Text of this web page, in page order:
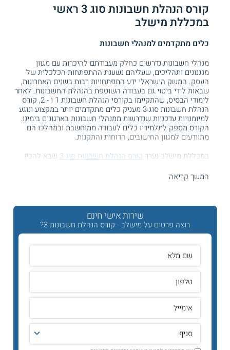
קורס הנהלת חשבונות סוג 3 ראשי
במכללת מישלב
כלים מתקדמים למנהלי חשבונות
מנהלי חשבונות נדרשים כחלק מעבודתם להיכרות עם מגוון
מנגנונים ותהליכים, שעליהם נשענת ההתפתחות הכלכלית של
העסק. המשק הישראלי ידע התפתחויות רבות בשנים האחרונות,
שבאות לידי ביטוי גם בעבודה השוטפת בהנהלת החשבונות. לאחר
לימודי הבסיס, שהתקיימו בקורסי הנהלת חשבונות 1 ו - 2, קורס
הנהלת חשבונות סוג 3 מעניק כלים מתקדמים יותר במקצוע ונוגע
למיומנויות עדכניות שנדרשות ממנהלי חשבונות בארגונים בימינו.
הקורס מספק לתלמידיו כלים לעבודה ממוחשבת ובמהלכו הם
מתוודעים למגוון החישובים, הדוחות והתקנות.
במכללת מישלב נערך קורס הנהלת חשבונות סוג 3
שבא להכין
הכלכלה, שחייבים לעבור כל מי שברצונם להתקדם במערך
ההסמכה החשבונאי. בוגרי הקורס יכולים להשתלב במגוון אפיקי
תכנית הלימודים
מרכזיים בחשבונאות פיננסית, כמו למשל תהליכי מימון, קנייה
ומכירה, עתודה, התחייבויות ועוד היבטים כלכליים שנוגעים
לפעילות של חברות. בהמשך, הם עוסקים בפן המשפטי של
הנהלת החשבונות ומכירים חוקים ותקנות שנוגעים לעבודה
השוטפת. כמו כן, הם לומדים על תהליכי ביקורת חשבונות ועל
דוחות שהם נדרשים לבצע ולנתח. לאחר מכן, הם מתעמקים
במיומנויות של חשבונאות מעשית ודנים במערכות מידע ממוחשבות
קראו עוד עלקורסים בחשבונאות
המשך קריאה
שירות אישי חינם
רוצה פרטים על מישלב - קורס הנהלת חשבונות 3?